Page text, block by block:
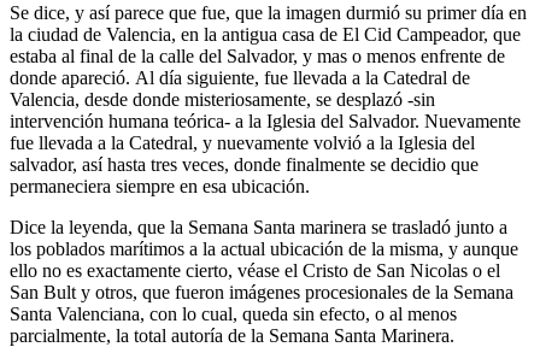
Se dice, y así parece que fue, que la imagen durmió su primer día en
la ciudad de Valencia, en la antigua casa de El Cid Campeador, que
estaba al final de la calle del Salvador, y mas o menos enfrente de
donde apareció. Al día siguiente, fue llevada a la Catedral de
Valencia, desde donde misteriosamente, se desplazó -sin
intervención humana teórica- a la Iglesia del Salvador. Nuevamente
fue llevada a la Catedral, y nuevamente volvió a la Iglesia del
salvador, así hasta tres veces, donde finalmente se decidio que
permaneciera siempre en esa ubicación.
Dice la leyenda, que la Semana Santa marinera se trasladó junto a
los poblados marítimos a la actual ubicación de la misma, y aunque
ello no es exactamente cierto, véase el Cristo de San Nicolas o el
San Bult y otros, que fueron imágenes procesionales de la Semana
Santa Valenciana, con lo cual, queda sin efecto, o al menos
parcialmente, la total autoría de la Semana Santa Marinera.